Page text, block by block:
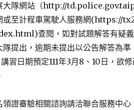
大隊網站（http://
或至計程車駕駛人服務網(https://
查閱，如對試題解答有疑義
隊提出，逾期未提出以公告解答為準
日期預定111年3月8、10日，欲
領證審驗相關諮詢請洽聯合服務中心